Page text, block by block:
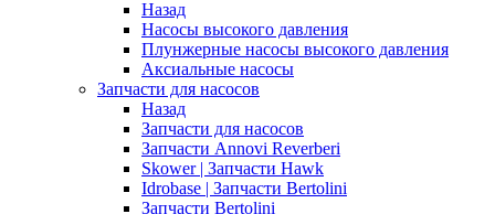
Назад
Насосы высокого давления
Плунжерные насосы высокого давления
Аксиальные насосы
Запчасти для насосов
Назад
Запчасти для насосов
Запчасти Annovi Reverberi
Skower | Запчасти Hawk
Idrobase | Запчасти Bertolini
Запчасти Bertolini